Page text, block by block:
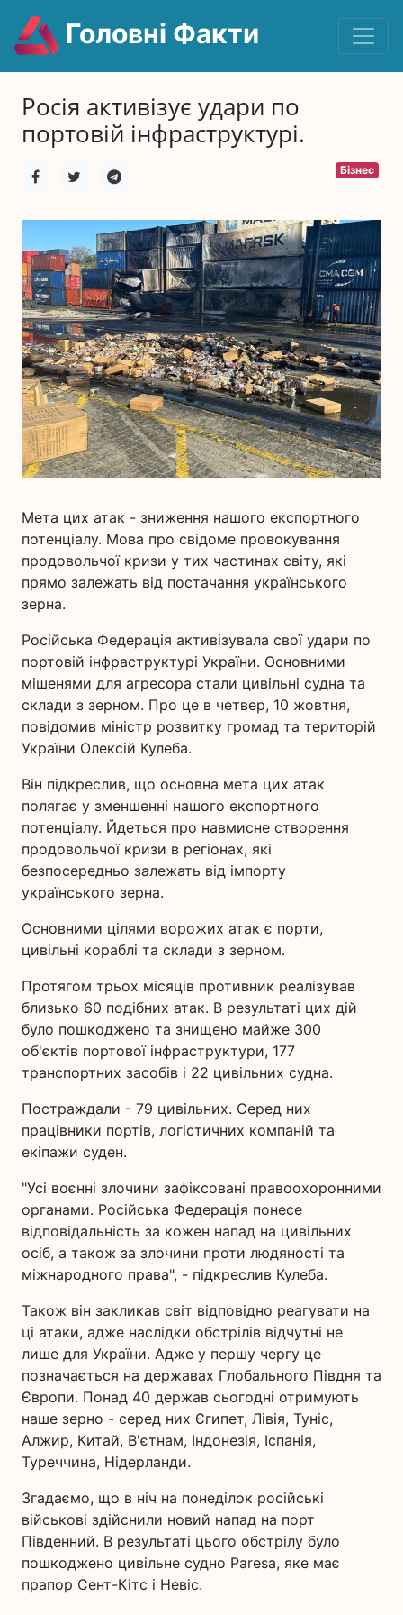
Головні Факти
Росія активізує удари по
портовій інфраструктурі.
Бізнес
Мета цих атак - зниження нашого експортного
потенціалу. Мова про свідоме провокування
продовольчої кризи у тих частинах світу, які
прямо залежать від постачання українського
зерна.
Російська Федерація активізувала свої удари по
портовій інфраструктурі України. Основними
мішенями для агресора стали цивільні судна та
склади з зерном. Про це в четвер, 10 жовтня,
повідомив міністр розвитку громад та територій
України Олексій Кулеба.
Він підкреслив, що основна мета цих атак
полягає у зменшенні нашого експортного
потенціалу. Йдеться про навмисне створення
продовольчої кризи в регіонах, які
безпосередньо залежать від імпорту
українського зерна.
Основними цілями ворожих атак є порти,
цивільні кораблі та склади з зерном.
Протягом трьох місяців противник реалізував
близько 60 подібних атак. В результаті цих дій
було пошкоджено та знищено майже 300
об'єктів портової інфраструктури, 177
транспортних засобів і 22 цивільних судна.
Постраждали - 79 цивільних. Серед них
працівники портів, логістичних компаній та
екіпажи суден.
"Усі воєнні злочини зафіксовані правоохоронними
органами. Російська Федерація понесе
відповідальність за кожен напад на цивільних
осіб, а також за злочини проти людяності та
міжнародного права", - підкреслив Кулеба.
Також він закликав світ відповідно реагувати на
ці атаки, адже наслідки обстрілів відчутні не
лише для України. Адже у першу чергу це
позначається на державах Глобального Півдня та
Європи. Понад 40 держав сьогодні отримують
наше зерно - серед них Єгипет, Лівія, Туніс,
Алжир, Китай, В'єтнам, Індонезія, Іспанія,
Туреччина, Нідерланди.
Згадаємо, що в ніч на понеділок російські
військові здійснили новий напад на порт
Південний. В результаті цього обстрілу було
пошкоджено цивільне судно Paresa, яке має
прапор Сент-Кітс і Невіс.